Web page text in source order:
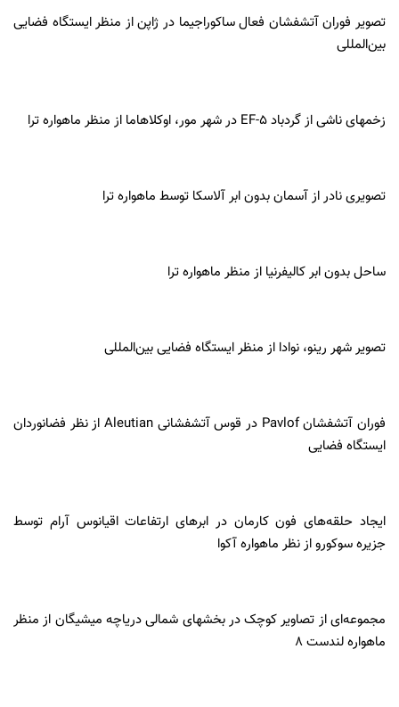
تصویر فوران آتشفشان فعال ساکوراجیما در ژاپن از منظر ایستگاه فضایی
بین‌المللی
زخمهای ناشی از گردباد EF-5 در شهر مور، اوکلاهاما از منظر ماهواره ترا
تصویری نادر از آسمان بدون ابر آلاسکا توسط ماهواره ترا
ساحل بدون ابر کالیفرنیا از منظر ماهواره ترا
تصویر شهر رینو، نوادا از منظر ایستگاه فضایی بین‌المللی
فوران آتشفشان Pavlof در قوس آتشفشانی Aleutian از نظر فضانوردان
ایستگاه فضایی
ایجاد حلقه‌های فون کارمان در ابرهای ارتفاعات اقیانوس آرام توسط
جزیره سوکورو از نظر ماهواره آکوا
مجموعه‌ای از تصاویر کوچک در بخشهای شمالی دریاچه میشیگان از منظر
ماهواره لندست 8